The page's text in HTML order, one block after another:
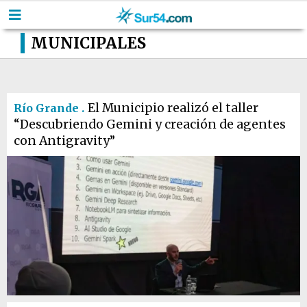
MUNICIPALES
Río Grande . El Municipio realizó el taller
“Descubriendo Gemini y creación de agentes
con Antigravity”